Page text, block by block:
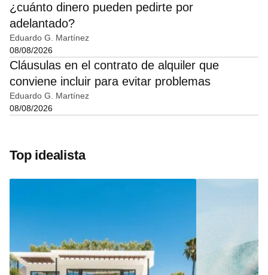
¿cuánto dinero pueden pedirte por
adelantado?
Eduardo G. Martínez
08/08/2026
Cláusulas en el contrato de alquiler que
conviene incluir para evitar problemas
Eduardo G. Martínez
08/08/2026
Top idealista